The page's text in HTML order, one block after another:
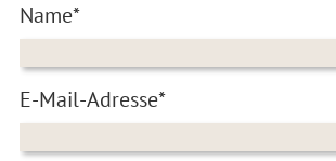
Name*
E-Mail-Adresse*